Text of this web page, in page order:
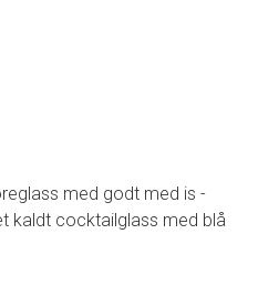
med godt med is -
kaldt cocktailglass med blå